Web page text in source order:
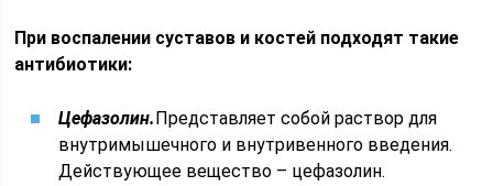
При воспалении суставов и костей подходят такие
антибиотики:
Цефазолин.Представляет собой раствор для
внутримышечного и внутривенного введения.
Действующее вещество – цефазолин.